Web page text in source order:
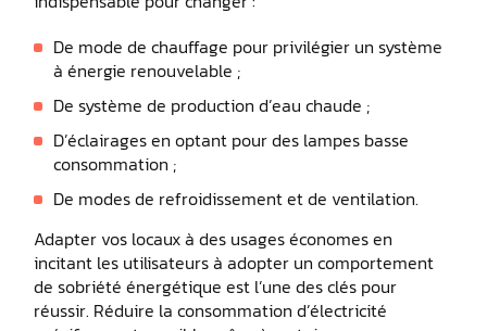
De mode de chauffage pour privilégier un système
à énergie renouvelable ;
De système de production d’eau chaude ;
D’éclairages en optant pour des lampes basse
consommation ;
De modes de refroidissement et de ventilation.
Adapter vos locaux à des usages économes en
incitant les utilisateurs à adopter un comportement
de sobriété énergétique est l’une des clés pour
réussir. Réduire la consommation d’électricité